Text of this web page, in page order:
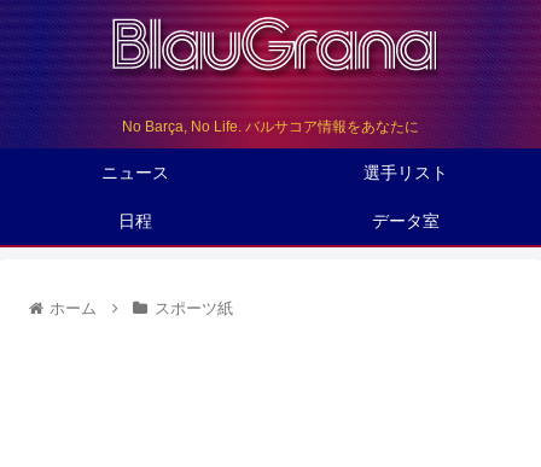
No Barça, No Life. バルサコア情報をあなたに
ニュース 選手リスト
日程 データ室
ホーム スポーツ紙